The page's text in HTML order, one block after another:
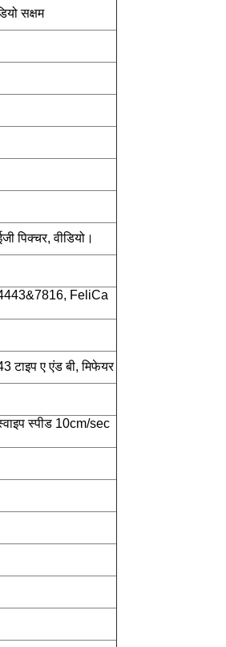
सक्षम
पिक्चर, वीडियो।
FeliCa
टाइप ए एंड बी, मिफेयर
स्पीड 10cm/sec